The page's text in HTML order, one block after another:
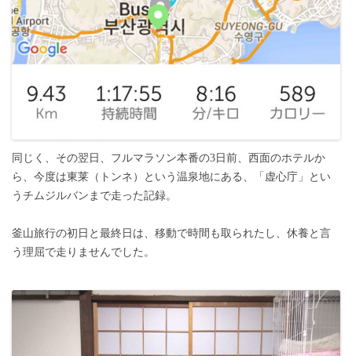
同じく、その翌日、フルマラソン本番の3日前、西面のホテルか
ら、今度は東莱（トンネ）という温泉地にある、「虚心庁」とい
うチムジルバンまで走った記録。
釜山旅行の初日と最終日は、移動で時間も取られたし、休養と言
う理屈で走りませんでした。